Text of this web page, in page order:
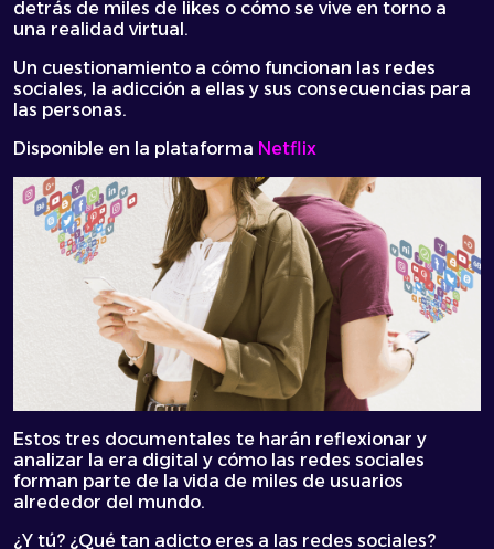
detrás de miles de likes o cómo se vive en torno a
una realidad virtual.
Un cuestionamiento a cómo funcionan las redes
sociales, la adicción a ellas y sus consecuencias para
las personas.
Disponible en la plataforma Netflix
Estos tres documentales te harán reflexionar y
analizar la era digital y cómo las redes sociales
forman parte de la vida de miles de usuarios
alrededor del mundo.
¿Y tú? ¿Qué tan adicto eres a las redes sociales?